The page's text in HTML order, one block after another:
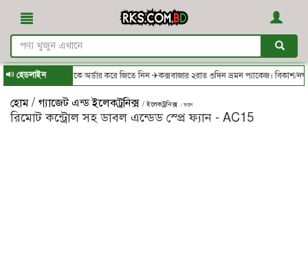
হেডলাইন- থেকে অর্ডার করে জিতে নিন ✈কক্সবাজার ২রাত ৩দিন ভ্রমন প্যাকেজ। বিকাশ/নগদ/
হোম / গ্যাজেট এন্ড ইলেকট্রনিক্স / ইলেকট্রনিক্স / ফ্যান
রিমোট কন্ট্রোল সহ ডাবল এন্ডেড স্প্রে ফ্যান - AC15